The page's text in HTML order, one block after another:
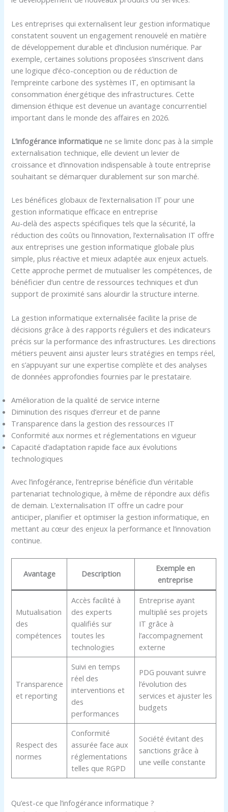
Les entreprises qui externalisent leur gestion informatique
constatent souvent un engagement renouvelé en matière
de développement durable et d’inclusion numérique. Par
exemple, certaines solutions proposées s’inscrivent dans
une logique d’éco-conception ou de réduction de
l’empreinte carbone des systèmes IT, en optimisant la
consommation énergétique des infrastructures. Cette
dimension éthique est devenue un avantage concurrentiel
important dans le monde des affaires en 2026.
L’infogérance informatique ne se limite donc pas à la simple
externalisation technique, elle devient un levier de
croissance et d’innovation indispensable à toute entreprise
souhaitant se démarquer durablement sur son marché.
Les bénéfices globaux de l’externalisation IT pour une
gestion informatique efficace en entreprise
Au-delà des aspects spécifiques tels que la sécurité, la
réduction des coûts ou l’innovation, l’externalisation IT offre
aux entreprises une gestion informatique globale plus
simple, plus réactive et mieux adaptée aux enjeux actuels.
Cette approche permet de mutualiser les compétences, de
bénéficier d’un centre de ressources techniques et d’un
support de proximité sans alourdir la structure interne.
La gestion informatique externalisée facilite la prise de
décisions grâce à des rapports réguliers et des indicateurs
précis sur la performance des infrastructures. Les directions
métiers peuvent ainsi ajuster leurs stratégies en temps réel,
en s’appuyant sur une expertise complète et des analyses
de données approfondies fournies par le prestataire.
Amélioration de la qualité de service interne
Diminution des risques d’erreur et de panne
Transparence dans la gestion des ressources IT
Conformité aux normes et réglementations en vigueur
Capacité d’adaptation rapide face aux évolutions
technologiques
Avec l’infogérance, l’entreprise bénéficie d’un véritable
partenariat technologique, à même de répondre aux défis
de demain. L’externalisation IT offre un cadre pour
anticiper, planifier et optimiser la gestion informatique, en
mettant au cœur des enjeux la performance et l’innovation
continue.
Avantage Description
Exemple en
entreprise
Mutualisation
des
compétences
Accès facilité à
des experts
qualifiés sur
toutes les
technologies
Entreprise ayant
multiplié ses projets
IT grâce à
l’accompagnement
externe
Transparence
et reporting
Suivi en temps
réel des
interventions et
des
performances
PDG pouvant suivre
l’évolution des
services et ajuster les
budgets
Respect des
normes
Conformité
assurée face aux
réglementations
telles que RGPD
Société évitant des
sanctions grâce à
une veille constante
Qu’est-ce que l’infogérance informatique ?